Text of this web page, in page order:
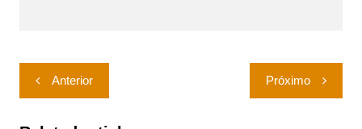
Navegação
de
Post
Anterior Próximo